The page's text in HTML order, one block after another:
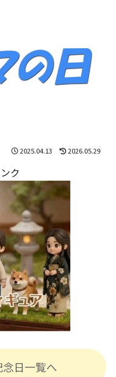
2025.04.13 2026.05.29
ク
日一覧へ